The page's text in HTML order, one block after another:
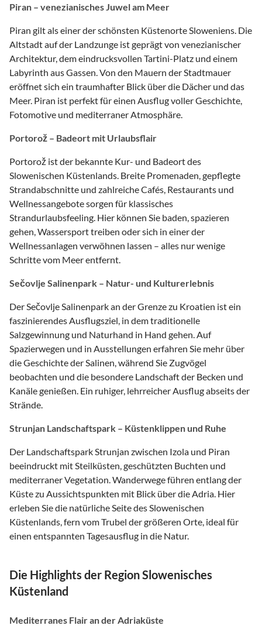
Piran – venezianisches Juwel am Meer
Piran gilt als einer der schönsten Küstenorte Sloweniens. Die
Altstadt auf der Landzunge ist geprägt von venezianischer
Architektur, dem eindrucksvollen Tartini-Platz und einem
Labyrinth aus Gassen. Von den Mauern der Stadtmauer
eröffnet sich ein traumhafter Blick über die Dächer und das
Meer. Piran ist perfekt für einen Ausflug voller Geschichte,
Fotomotive und mediterraner Atmosphäre.
Portorož – Badeort mit Urlaubsflair
Portorož ist der bekannte Kur- und Badeort des
Slowenischen Küstenlands. Breite Promenaden, gepflegte
Strandabschnitte und zahlreiche Cafés, Restaurants und
Wellnessangebote sorgen für klassisches
Strandurlaubsfeeling. Hier können Sie baden, spazieren
gehen, Wassersport treiben oder sich in einer der
Wellnessanlagen verwöhnen lassen – alles nur wenige
Schritte vom Meer entfernt.
Sečovlje Salinenpark – Natur- und Kulturerlebnis
Der Sečovlje Salinenpark an der Grenze zu Kroatien ist ein
faszinierendes Ausflugsziel, in dem traditionelle
Salzgewinnung und Naturhand in Hand gehen. Auf
Spazierwegen und in Ausstellungen erfahren Sie mehr über
die Geschichte der Salinen, während Sie Zugvögel
beobachten und die besondere Landschaft der Becken und
Kanäle genießen. Ein ruhiger, lehrreicher Ausflug abseits der
Strände.
Strunjan Landschaftspark – Küstenklippen und Ruhe
Der Landschaftspark Strunjan zwischen Izola und Piran
beeindruckt mit Steilküsten, geschützten Buchten und
mediterraner Vegetation. Wanderwege führen entlang der
Küste zu Aussichtspunkten mit Blick über die Adria. Hier
erleben Sie die natürliche Seite des Slowenischen
Küstenlands, fern vom Trubel der größeren Orte, ideal für
einen entspannten Tagesausflug in die Natur.
Die Highlights der Region Slowenisches
Küstenland
Mediterranes Flair an der Adriaküste